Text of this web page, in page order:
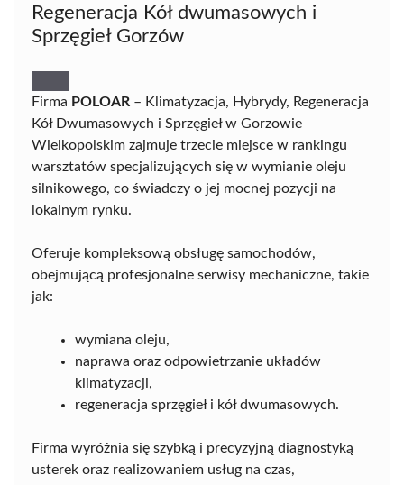
Regeneracja Kół dwumasowych i
Sprzęgieł Gorzów
Firma POLOAR – Klimatyzacja, Hybrydy, Regeneracja
Kół Dwumasowych i Sprzęgieł w Gorzowie
Wielkopolskim zajmuje trzecie miejsce w rankingu
warsztatów specjalizujących się w wymianie oleju
silnikowego, co świadczy o jej mocnej pozycji na
lokalnym rynku.
Oferuje kompleksową obsługę samochodów,
obejmującą profesjonalne serwisy mechaniczne, takie
jak:
wymiana oleju,
naprawa oraz odpowietrzanie układów
klimatyzacji,
regeneracja sprzęgieł i kół dwumasowych.
Firma wyróżnia się szybką i precyzyjną diagnostyką
usterek oraz realizowaniem usług na czas,